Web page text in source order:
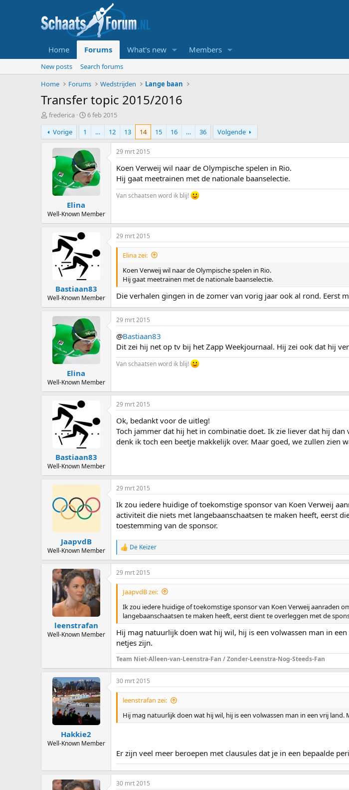
Home Forums What's new Members
New posts
Search forums
Home
Forums Wedstrijden Lange baan
Transfer topic 2015/2016
T
o
p
i
r
frederica
S
t
r
t
d
a
t
u
m
6 feb 2015
Vorige
1 … 12 13 14 15 16 … 36 Volgende
Elina
Well-Known Member
29 mrt 2015
Koen Verweij wil naar de Olympische spelen in Rio.
Hij gaat meetrainen met de nationale baanselectie.
Van schaatsen word ik blij!
Bastiaan83
Well-Known Member
29 mrt 2015
Elina zei:
Koen Verweij wil naar de Olympische spelen in Rio.
Hij gaat meetrainen met de nationale baanselectie.
Die verhalen gingen in de zomer van vorig jaar ook al rond. Eerst
Elina
Well-Known Member
29 mrt 2015
@Bastiaan83
Dit zei hij net op tv bij het Zapp Weekjournaal. Hij zei ook dat hij
Van schaatsen word ik blij!
Bastiaan83
Well-Known Member
29 mrt 2015
Ok, bedankt voor de uitleg!
Toch jammer dat hij het in combinatie doet. Ik zie liever dat hij
denk ik toch een beetje makkelijk over. Maar goed, we zullen zien
JaapvdB
Well-Known Member
29 mrt 2015
Ik zou iedere huidige of toekomstige sponsor van Koen Verweij
activiteit die niets met langebaanschaatsen te maken heeft, eerst
toestemming van de sponsor.
R
e
a
c
t
o
n
:
De Keizer
leenstrafan
Well-Known Member
29 mrt 2015
JaapvdB zei:
Ik zou iedere huidige of toekomstige sponsor van Koen Verweij aanraden
langebaanschaatsen te maken heeft, eerst dient te overleggen met de
Hij mag natuurlijk doen wat hij wil, hij is een volwassen man in
netjes zijn.
Team Niet-Alleen-van-Leenstra-Fan / Zonder-Leenstra-Nog-Steeds-Fan
Hakkie2
Well-Known Member
30 mrt 2015
leenstrafan zei:
Hij mag natuurlijk doen wat hij wil, hij is een volwassen man in een vrij
Er zijn veel meer beroepen met clausules dat je in een bepaalde
30 mrt 2015